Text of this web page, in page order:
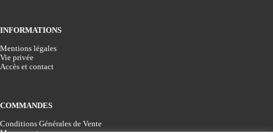
INFORMATIONS
Mentions légales
Vie privée
Accès et contact
COMMANDES
Conditions Générales de Vente